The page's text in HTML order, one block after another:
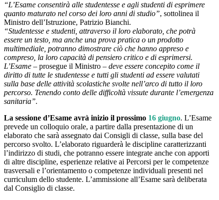
“L’Esame consentirà alle studentesse e agli studenti di esprimere
quanto maturato nel corso dei loro anni di studio”, sottolinea il
Ministro dell’Istruzione, Patrizio Bianchi.
“Studentesse e studenti, attraverso il loro elaborato, che potrà
essere un testo, ma anche una prova pratica o un prodotto
multimediale, potranno dimostrare ciò che hanno appreso e
compreso, la loro capacità di pensiero critico e di esprimersi.
L’Esame – prosegue il Ministro – deve essere concepito come il
diritto di tutte le studentesse e tutti gli studenti ad essere valutati
sulla base delle attività scolastiche svolte nell’arco di tutto il loro
percorso. Tenendo conto delle difficoltà vissute durante l’emergenza
sanitaria”.
La sessione d’Esame avrà inizio il prossimo 16 giugno. L’Esame
prevede un colloquio orale, a partire dalla presentazione di un
elaborato che sarà assegnato dai Consigli di classe, sulla base del
percorso svolto. L’elaborato riguarderà le discipline caratterizzanti
l’indirizzo di studi, che potranno essere integrate anche con apporti
di altre discipline, esperienze relative ai Percorsi per le competenze
trasversali e l’orientamento o competenze individuali presenti nel
curriculum dello studente. L’ammissione all’Esame sarà deliberata
dal Consiglio di classe.